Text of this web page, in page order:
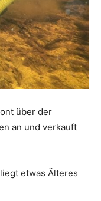
über der
an und verkauft
etwas Älteres